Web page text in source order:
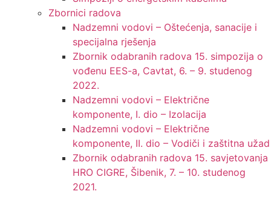
Zbornici radova
Nadzemni vodovi – Oštećenja, sanacije i
specijalna rješenja
Zbornik odabranih radova 15. simpozija o
vođenu EES-a, Cavtat, 6. – 9. studenog
2022.
Nadzemni vodovi – Električne
komponente, I. dio – Izolacija
Nadzemni vodovi – Električne
komponente, II. dio – Vodiči i zaštitna užad
Zbornik odabranih radova 15. savjetovanja
HRO CIGRE, Šibenik, 7. – 10. studenog
2021.